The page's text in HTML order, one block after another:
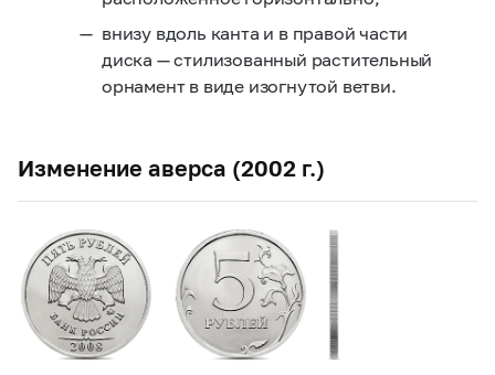
внизу вдоль канта и в правой части
диска — стилизованный растительный
орнамент в виде изогнутой ветви.
Изменение аверса (2002 г.)